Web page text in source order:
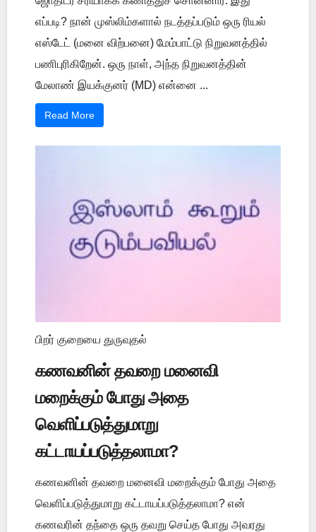
எப்படி? நான் முஸ்லிம்களால் நடத்தப்படும் ஒரு ரியல்
எஸ்டேட் (மனை விற்பனை) மேம்பாட்டு நிறுவனத்தில்
பணிபுரிகிறேன். ஒரு நாள், அந்த நிறுவனத்தின்
மேலாண் இயக்குனர் (MD) என்னை ...
Read More
பிறர் குறையை துருவுதல்
கணவனின் தவறை மனைவி
மறைக்கும் போது அதை
வெளிப்படுத்துமாறு
கட்டாயப்படுத்தலாமா?
கணவனின் தவறை மனைவி மறைக்கும் போது அதை
வெளிப்படுத்துமாறு கட்டாயப்படுத்தலாமா? என்
கணவரின் தந்தை ஒரு தவறு செய்த போது அவரது